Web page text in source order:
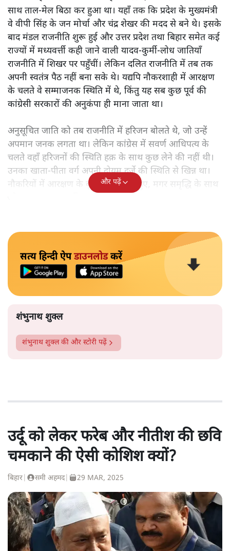
साथ ताल-मेल बिठा कर हुआ था। यहाँ तक कि प्रदेश के मुख्यमंत्री
वे वीपी सिंह के जन मोर्चा और चंद्र शेखर की मदद से बने थे। इसके
बाद मंडल राजनीति शुरू हुई और उत्तर प्रदेश तथा बिहार समेत कई
राज्यों में मध्यवर्त्ती कही जाने वाली यादव-कुर्मी-लोध जातियाँ
राजनीति में शिखर पर पहुँचीं। लेकिन दलित राजनीति में तब तक
अपनी स्वतंत्र पैठ नहीं बना सके थे। यद्यपि नौकरशाही में आरक्षण
के चलते वे सम्माजनक स्थिति में थे, किंतु यह सब कुछ पूर्व की
कांग्रेसी सरकारों की अनुकंपा ही माना जाता था।
अनुसूचित जाति को तब राजनीति में हरिजन बोलते थे, जो उन्हें
अपमान जनक लगता था। लेकिन कांग्रेस में सवर्ण आधिपत्य के
चलते वहाँ हरिजनों की स्थिति हक़ के साथ कुछ लेने की नहीं थी।
उनका खाता-पीता वर्ग अपनी दोयम दर्जे की स्थिति से खिन्न था।
नौकरियों में आरक्षण के बूते वे समृद्ध तो हुए, मगर समृद्धि के साथ
जो आत्म-सम्मान चाहिए था, वह नहीं मिल रहा था।
और पढ़ें
सत्य हिन्दी ऐपडाउनलोडकरें
शंभुनाथ शुक्ल
शंभुनाथ शुक्लकी और स्टोरी पढ़ें
उर्दू को लेकर फरेब और नीतीश की छवि
चमकाने की ऐसी कोशिश क्यों?
बिहार समी अहमद| 29 MAR, 2025